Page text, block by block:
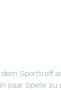
Sporttreff
Spiele zu